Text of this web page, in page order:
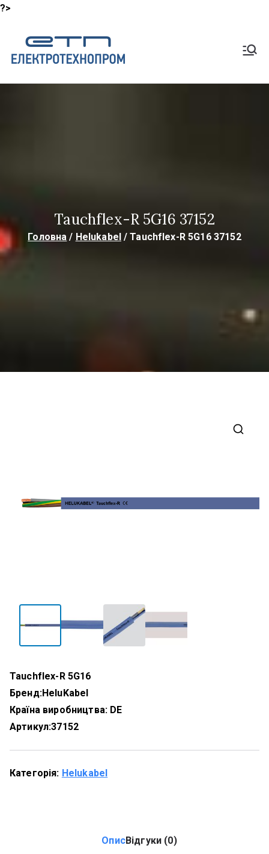
?>
вмісту
Tauchflex-R 5G16 37152
Головна Helukabel Tauchflex-R 5G16 37152
Tauchflex-R 5G16
Бренд:HeluKabel
Країна виробництва: DE
Артикул:37152
Категорія: Helukabel
ОписВідгуки (0)